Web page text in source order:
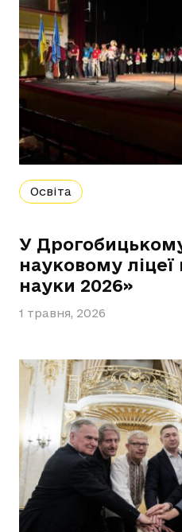
Освіта
У
науковому ліцеї
науки 2026»
1 травня, 2026